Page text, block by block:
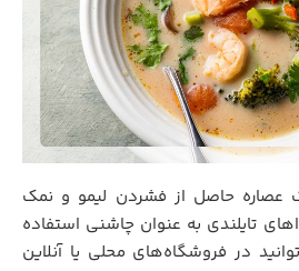
عصاره حاصل از فشردن لیمو و نمک
تایلندی به عنوان چاشنی استفاده
در فروشگاه‌های محلی یا آنلاین